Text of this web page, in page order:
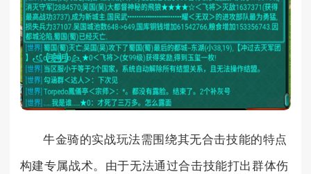
牛金骑的实战玩法需围绕其无合击技能的特点
构建专属战术。由于无法通过合击技能打出群体伤